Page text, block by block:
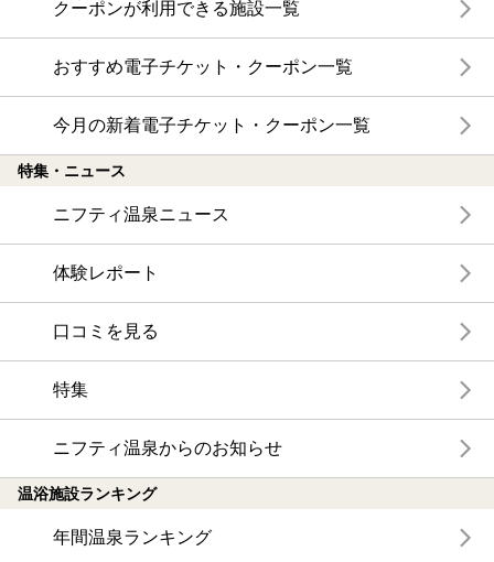
クーポンが利用できる施設一覧
おすすめ電子チケット・クーポン一覧
今月の新着電子チケット・クーポン一覧
特集・ニュース
ニフティ温泉ニュース
体験レポート
口コミを見る
特集
ニフティ温泉からのお知らせ
温浴施設ランキング
年間温泉ランキング